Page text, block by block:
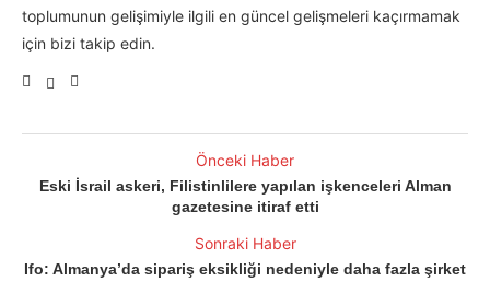
toplumunun gelişimiyle ilgili en güncel gelişmeleri kaçırmamak
için bizi takip edin.
Önceki Haber
Eski İsrail askeri, Filistinlilere yapılan işkenceleri Alman
gazetesine itiraf etti
Sonraki Haber
Ifo: Almanya’da sipariş eksikliği nedeniyle daha fazla şirket